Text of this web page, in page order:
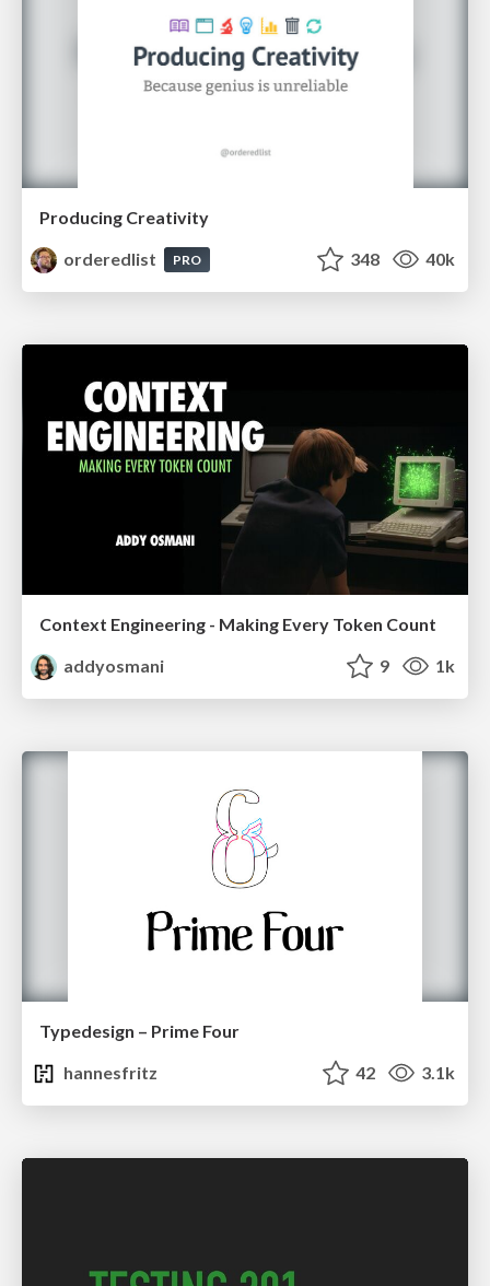
Producing Creativity
orderedlist
PRO 348 40k
Context Engineering - Making Every Token Count
addyosmani
9 1k
Typedesign – Prime Four
hannesfritz
42 3.1k